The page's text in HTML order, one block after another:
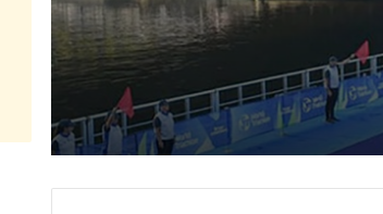
فرنسا تشدد الإجراءات الإحترازية لمواجهة
زيادة نسبة الإصابة بكورونا
مسابقة القصة القصيرة ـ جائزة يوسف إدريس